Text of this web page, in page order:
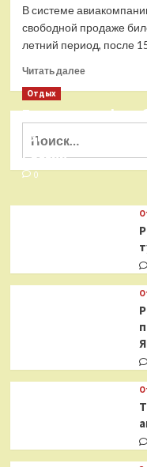
в
Анталью
В системе
свободной продаже
летний период, после
Читать далееПрочитать
«Аэрофлот»
программу
на
на
Отдых
Бесплатные
туристических
России
0